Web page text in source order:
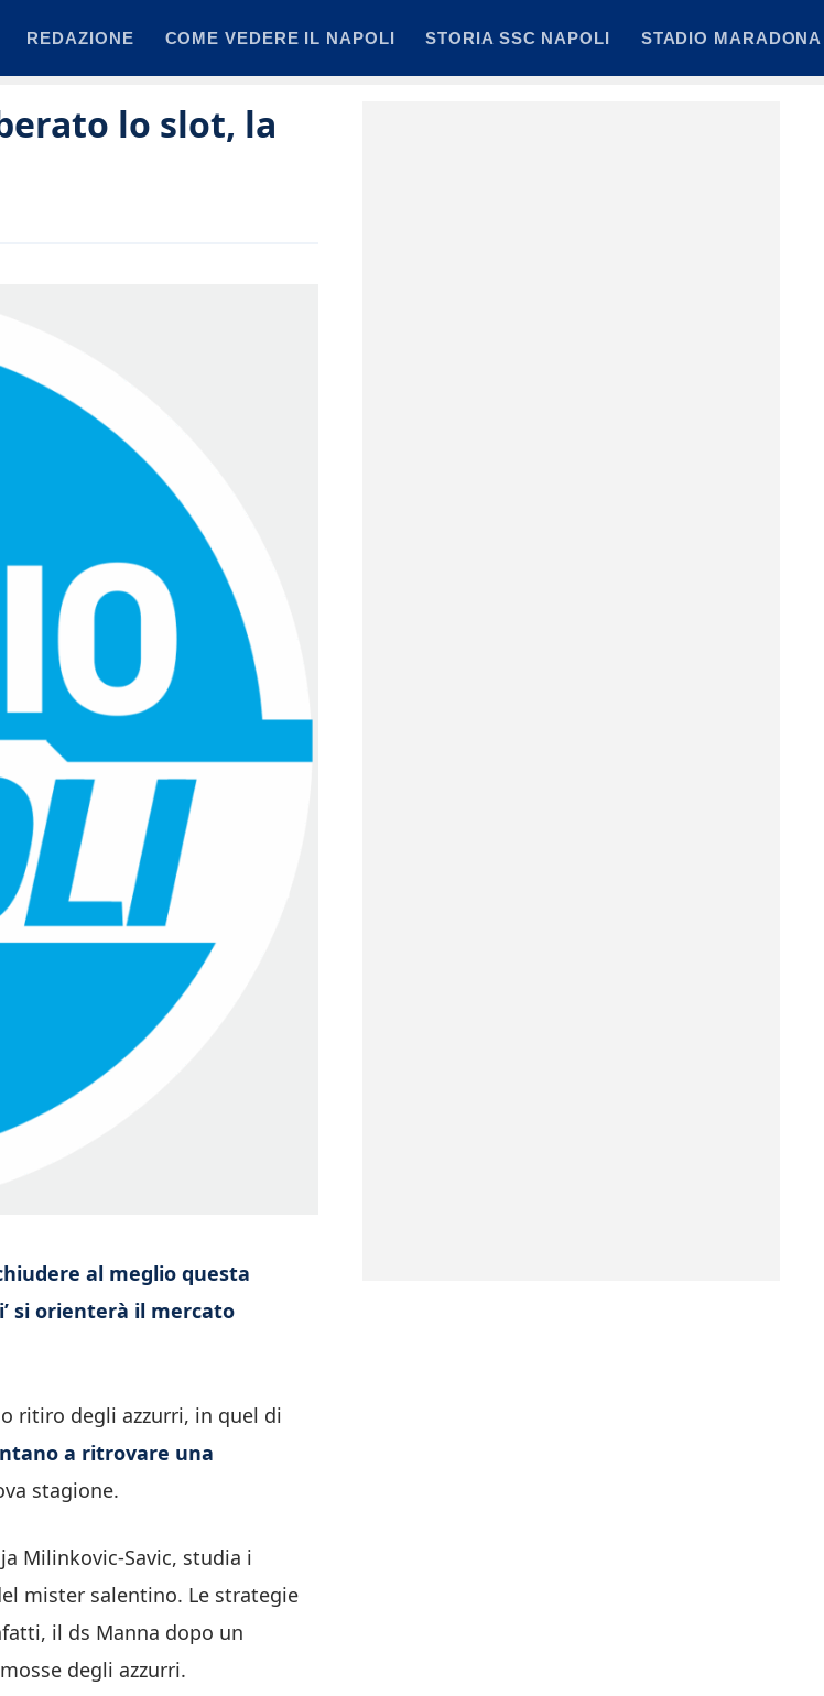
REDAZIONE COME VEDERE IL NAPOLI STORIA SSC NAPOLI STADIO MARADONA
lo slot, la
al meglio questa
si orienterà il mercato
ritiro degli azzurri, in quel di
a ritrovare una
stagione.
Milinkovic-Savic, studia i
mister salentino. Le strategie
il ds Manna dopo un
degli azzurri.